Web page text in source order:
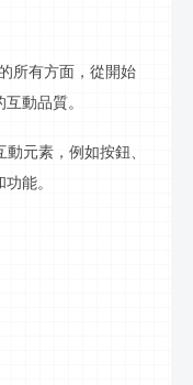
的所有方面，從開始
互動品質。
動元素，例如按鈕、
能。